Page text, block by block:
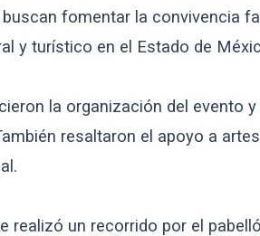
fomentar la convivencia
y turístico en el Estado de
la organización del evento
resaltaron el apoyo a
realizó un recorrido por el